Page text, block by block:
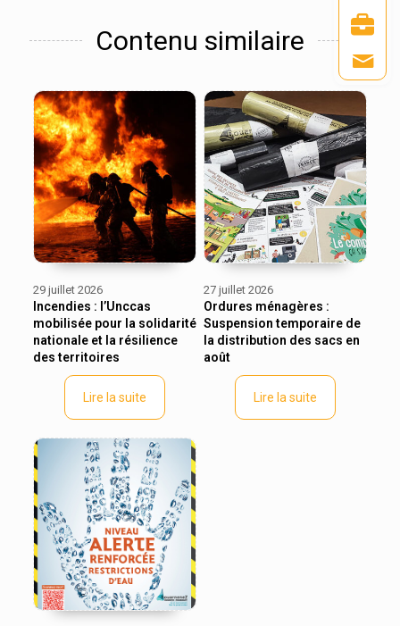
Contenu similaire
29 juillet 2026
Incendies : l’Unccas
mobilisée pour la solidarité
nationale et la résilience
des territoires
Lire la suite
27 juillet 2026
Ordures ménagères :
Suspension temporaire de
la distribution des sacs en
août
Lire la suite